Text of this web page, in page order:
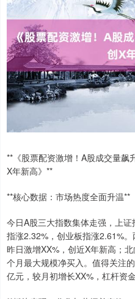
**《股票配资激增！A股成交量飙
X年新高》**
**核心数据：市场热度全面升温**
今日A股三大指数集体走强，上
指涨2.32%，创业板指涨2.61%
昨日激增XX%，创近X年新高；
个月最大规模净买入。值得关注
亿元，较月初增长XX%，杠杆资